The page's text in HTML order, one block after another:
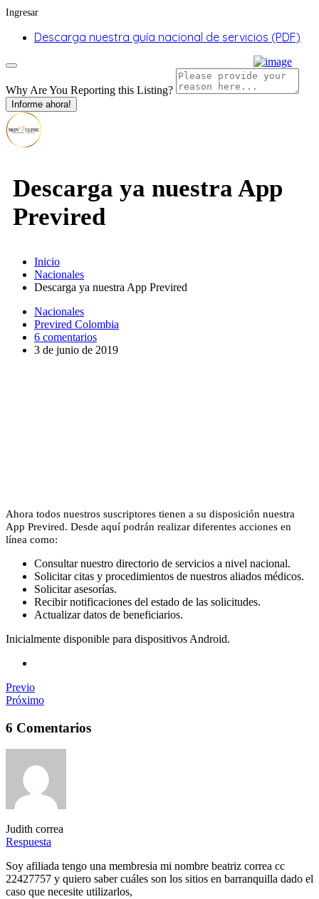
Ingresar
Descarga nuestra guía nacional de servicios (PDF)
Why Are You Reporting this Listing?
Informe ahora!
Descarga ya nuestra App
Previred
Inicio
Nacionales
Descarga ya nuestra App Previred
Nacionales
Previred Colombia
6 comentarios
3 de junio de 2019
Ahora todos nuestros suscriptores tienen a su disposición nuestra
App Previred. Desde aquí podrán realizar diferentes acciones en
línea como:
Consultar nuestro directorio de servicios a nivel nacional.
Solicitar citas y procedimientos de nuestros aliados médicos.
Solicitar asesorías.
Recibir notificaciones del estado de las solicitudes.
Actualizar datos de beneficiarios.
Inicialmente disponible para dispositivos Android.
Previo
Próximo
6 Comentarios
Judith correa
Respuesta
Soy afiliada tengo una membresia mi nombre beatriz correa cc
22427757 y quiero saber cuáles son los sitios en barranquilla dado el
caso que necesite utilizarlos,